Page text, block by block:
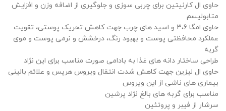
حاوی ال کارنیتین برای چربی سوزی و جلوگیری از اضافه وزن و افزایش
متابولیسم
حاوی امگا 3،6 و اسید های چرب جهت کاهش تحریک پوستی، تقویت
عملکرد محافظتی پوست و بهبود رنگ، درخشش و نرمی پوست و موی
گربه
طراحی ساختار دانه های غذا به بادامی صورت مناسب برای این نژاد
حاوی ال لیزین جهت کاهش شدت انتقال ویروس هرپس و علائم بالینی
بیماری های ناشی از این ویروس
مناسب برای گربه های بالغ نژاد پرشین
سرشار از فیبر و پروتئین